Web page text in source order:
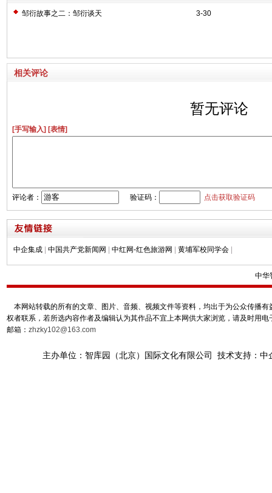
3-30
邹衍故事之二：邹衍谈天
相关评论
暂无评论
[手写输入] [表情]
评论者： 验证码： 点击获取验证码
中企集成 中国共产党新闻网 中红网-红色旅游网 黄埔军校同学会
中华
本网站转载的所有的文章、图片、音频、视频文件等资料，均出于为公众传播
权者联系，若所选内容作者及编辑认为其作品不宜上本网供大家浏览，请及时用
邮箱： zhzky102@163.com
主办单位：智库园（北京）国际文化有限公司 技术支持：